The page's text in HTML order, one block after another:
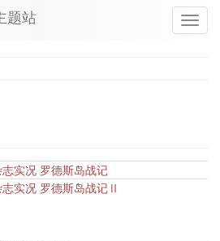
题站
实况 罗德斯岛战记
实况 罗德斯岛战记Ⅱ